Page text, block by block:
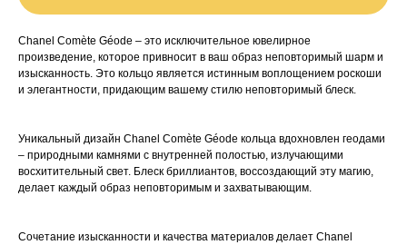
Chanel Comète Géode – это исключительное ювелирное
произведение, которое привносит в ваш образ неповторимый шарм и
изысканность. Это кольцо является истинным воплощением роскоши
и элегантности, придающим вашему стилю неповторимый блеск.
Уникальный дизайн Chanel Comète Géode кольца вдохновлен геодами
– природными камнями с внутренней полостью, излучающими
восхитительный свет. Блеск бриллиантов, воссоздающий эту магию,
делает каждый образ неповторимым и захватывающим.
Сочетание изысканности и качества материалов делает Chanel